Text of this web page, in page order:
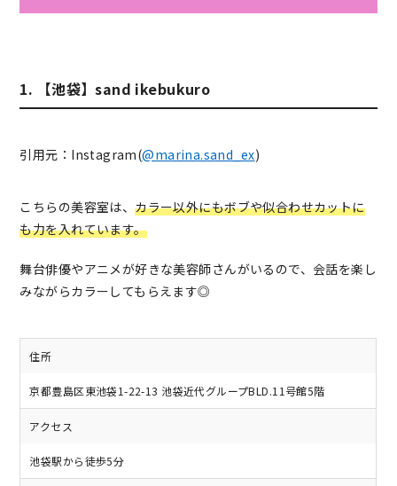
1. 【池袋】sand ikebukuro
引用元：Instagram(@marina.sand_ex)
こちらの美容室は、カラー以外にもボブや似合わせカットに
も力を入れています。
舞台俳優やアニメが好きな美容師さんがいるので、会話を楽し
みながらカラーしてもらえます◎
住所
京都豊島区東池袋1-22-13 池袋近代グループBLD.11号館5階
アクセス
池袋駅から徒歩5分